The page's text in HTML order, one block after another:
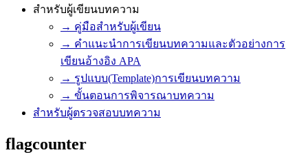
สำหรับผู้เขียนบทความ
→ คู่มือสำหรับผู้เขียน
→ คำแนะนำการเขียนบทความและตัวอย่างการ
เขียนอ้างอิง APA
→ รูปแบบ(Template)การเขียนบทความ
→ ขั้นตอนการพิจารณาบทความ
สำหรับผู้ตรวจสอบบทความ
flagcounter